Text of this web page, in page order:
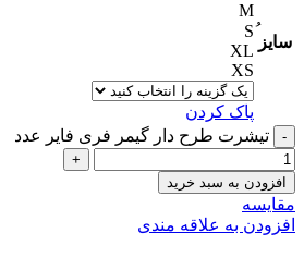
سایز
M
XL
XS
پاک کردن
تیشرت طرح دار گیمر فری فایر عدد
افزودن به سبد خرید
مقایسه
افزودن به علاقه مندی